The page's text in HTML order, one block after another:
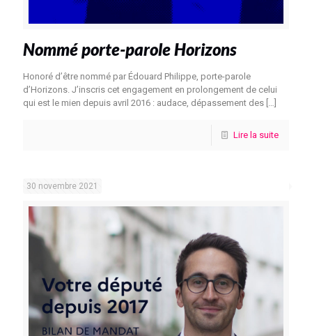
Nommé porte-parole Horizons
Honoré d’être nommé par Édouard Philippe, porte-parole
d’Horizons. J’inscris cet engagement en prolongement de celui
qui est le mien depuis avril 2016 : audace, dépassement des […]
Lire la suite
30 novembre 2021